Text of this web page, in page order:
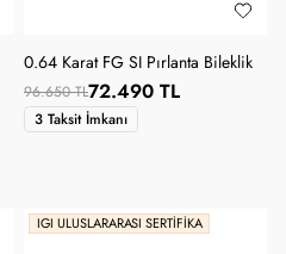
0.64 Karat FG SI Pırlanta Bileklik
96.650 TL72.490 TL
3 Taksit İmkanı
IGI ULUSLARARASI SERTIFIKA